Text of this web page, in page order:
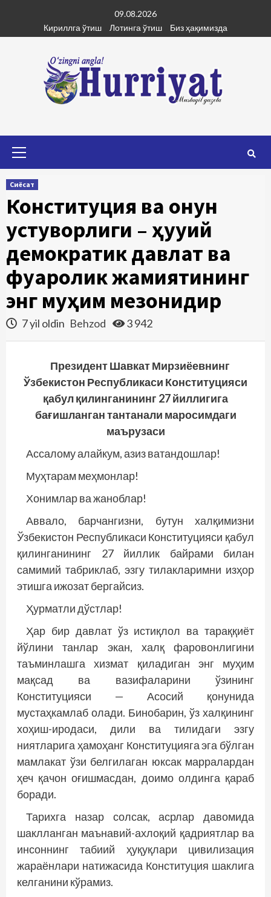
content
09.08.2026
Кириллга ўтиш
Лотинга ўтиш Биз ҳақимизда
Сиёсат
Конституция ва қонун
устуворлиги – ҳуқуқий
демократик давлат ва
фуқаролик жамиятининг
энг муҳим мезонидир
7 yil oldin Behzod 3 942
Президент Шавкат Мирзиёевнинг
Ўзбекистон Республикаси Конституцияси
қабул қилинганининг 27 йиллигига
бағишланган тантанали маросимдаги
маърузаси
Ассалому алайкум, азиз ватандошлар!
Муҳтарам меҳмонлар!
Хонимлар ва жаноблар!
Аввало, барчангизни, бутун халқимизни
Ўзбекистон Республикаси Конституцияси қабул
қилинганининг 27 йиллик байрами билан
самимий табриклаб, эзгу тилакларимни изҳор
этишга ижозат бергайсиз.
Ҳурматли дўстлар!
Ҳар бир давлат ўз истиқлол ва тараққиёт
йўлини танлар экан, халқ фаровонлигини
таъминлашга хизмат қиладиган энг муҳим
мақсад ва вазифаларини ўзининг
Конституцияси — Асосий қонунида
мустаҳкамлаб олади. Бинобарин, ўз халқининг
хоҳиш-иродаси, дили ва тилидаги эзгу
ниятларига ҳамоҳанг Конституцияга эга бўлган
мамлакат ўзи белгилаган юксак марралардан
ҳеч қачон оғишмасдан, доимо олдинга қараб
боради.
Тарихга назар солсак, асрлар давомида
шаклланган маънавий-ахлоқий қадриятлар ва
инсоннинг табиий ҳуқуқлари цивилизация
жараёнлари натижасида Конституция шаклига
келганини кўрамиз.